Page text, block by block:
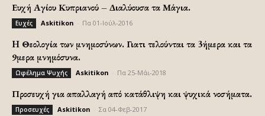
Ευχή Αγίου Κυπριανού – Διαλύουσα τα Μάγια.
Ευχές Askitikon Πα 01-Ιούλ-2016
H Θεολογία των μνημοσύνων. Γιατι τελούνται τα 3ήμερα και τα
9μερα μνημόσυνα.
Ωφέλημα Ψυχής Askitikon Πα 25-Μάι-2018
Προσευχή για απαλλαγή από κατάθλιψη και ψυχικά νοσήματα.
Προσευχές Askitikon Σα 04-Φεβ-2017